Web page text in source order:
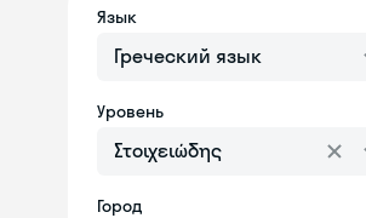
Язык
Греческий язык
Уровень
Στοιχειώδης
Город